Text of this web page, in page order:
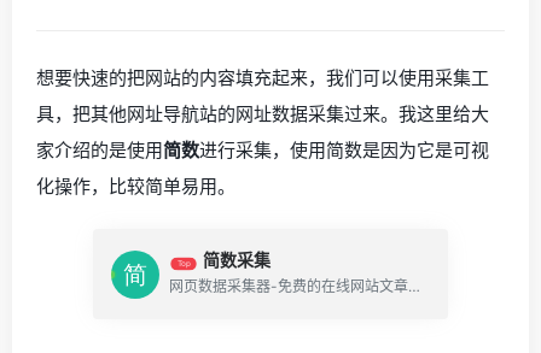
想要快速的把网站的内容填充起来，我们可以使用采集工
具，把其他网址导航站的网址数据采集过来。我这里给大
家介绍的是使用简数进行采集，使用简数是因为它是可视
化操作，比较简单易用。
Top 简数采集
网页数据采集器-免费的在线网站文章采集软件